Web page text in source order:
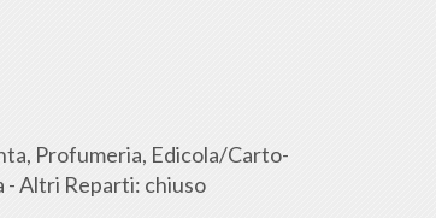
Profumeria, Edicola/Carto-
- Altri Reparti: chiuso